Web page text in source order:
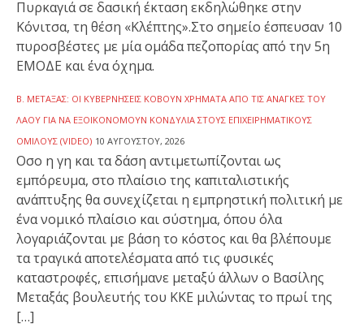
Πυρκαγιά σε δασική έκταση εκδηλώθηκε στην
Κόνιτσα, τη θέση «Κλέπτης».Στο σημείο έσπευσαν 10
πυροσβέστες με μία ομάδα πεζοπορίας από την 5η
ΕΜΟΔΕ και ένα όχημα.
Β. ΜΕΤΑΞΆΣ: ΟΙ ΚΥΒΕΡΝΉΣΕΙΣ ΚΌΒΟΥΝ ΧΡΉΜΑΤΑ ΑΠΌ ΤΙΣ ΑΝΆΓΚΕΣ ΤΟΥ
ΛΑΟΎ ΓΙΑ ΝΑ ΕΞΟΙΚΟΝΟΜΟΎΝ ΚΟΝΔΎΛΙΑ ΣΤΟΥΣ ΕΠΙΧΕΙΡΗΜΑΤΙΚΟΎΣ
ΟΜΊΛΟΥΣ (VIDEO) 10 ΑΥΓΟΎΣΤΟΥ, 2026
Οσο η γη και τα δάση αντιμετωπίζονται ως
εμπόρευμα, στο πλαίσιο της καπιταλιστικής
ανάπτυξης θα συνεχίζεται η εμπρηστική πολιτική με
ένα νομικό πλαίσιο και σύστημα, όπου όλα
λογαριάζονται με βάση το κόστος και θα βλέπουμε
τα τραγικά αποτελέσματα από τις φυσικές
καταστροφές, επισήμανε μεταξύ άλλων ο Βασίλης
Μεταξάς βουλευτής του ΚΚΕ μιλώντας το πρωί της
[…]